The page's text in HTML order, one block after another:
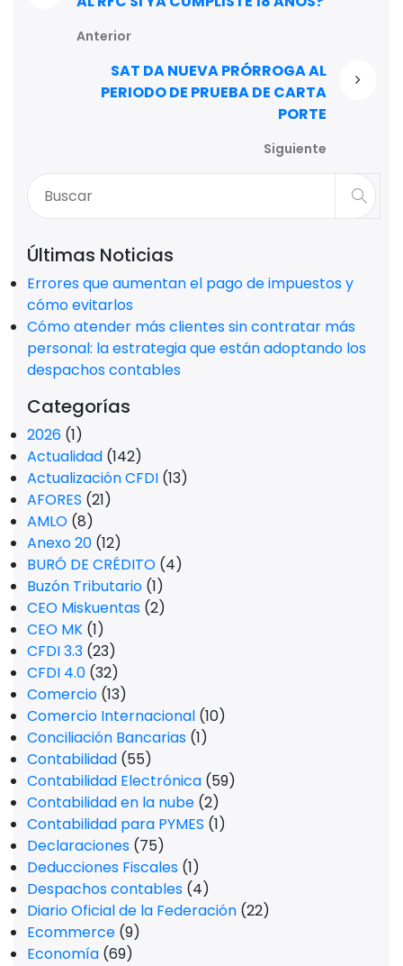
Anterior
SAT DA NUEVA PRÓRROGA AL
PERIODO DE PRUEBA DE CARTA
PORTE
Siguiente
Últimas Noticias
Errores que aumentan el pago de impuestos y
cómo evitarlos
Cómo atender más clientes sin contratar más
personal: la estrategia que están adoptando los
despachos contables
Categorías
2026 (1)
Actualidad (142)
Actualización CFDI (13)
AFORES (21)
AMLO (8)
Anexo 20 (12)
BURÓ DE CRÉDITO (4)
Buzón Tributario (1)
CEO Miskuentas (2)
CEO MK (1)
CFDI 3.3 (23)
CFDI 4.0 (32)
Comercio (13)
Comercio Internacional (10)
Conciliación Bancarias (1)
Contabilidad (55)
Contabilidad Electrónica (59)
Contabilidad en la nube (2)
Contabilidad para PYMES (1)
Declaraciones (75)
Deducciones Fiscales (1)
Despachos contables (4)
Diario Oficial de la Federación (22)
Ecommerce (9)
Economía (69)